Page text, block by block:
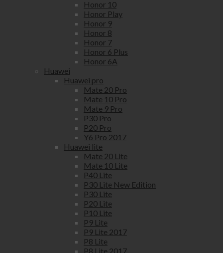
Honor 10
Honor Play
Honor 9
Honor 8
Honor 7
Honor 6 Plus
Honor 6A
Huawei
Huawei pro
Mate 20 Pro
Mate 10 Pro
Mate 9 Pro
P30 Pro
P20 Pro
Y6 Pro 2017
Huawei lite
Mate 20 Lite
Mate 10 Lite
P40 Lite
P30 Lite New Edition
P30 Lite
P20 Lite
P10 Lite
P9 Lite
P9 Lite 2017
P8 Lite
P8 Lite 2017